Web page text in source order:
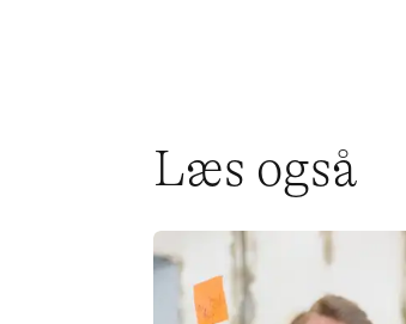
Læs også